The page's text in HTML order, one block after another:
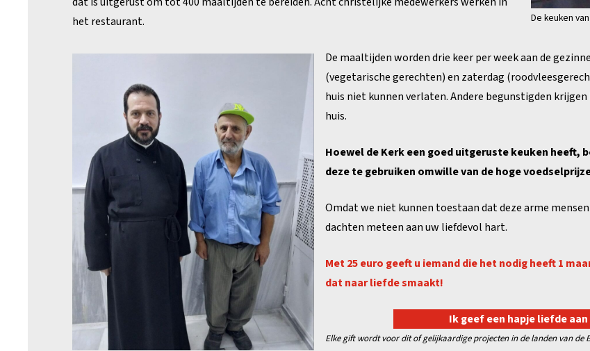
De keuken
het restaurant.
De maaltijden worden drie keer per week aan de
(vegetarische gerechten) en zaterdag
huis niet kunnen verlaten. Andere begunstigden
huis.
Hoewel de Kerk een goed uitgeruste keuken heeft,
deze te gebruiken omwille van de hoge
Omdat we niet kunnen toestaan dat deze arme
dachten meteen aan uw liefdevol hart.
Met 25 euro geeft u iemand die het nodig heeft 1
dat naar liefde smaakt!
Ik geef een hapje liefde
Elke gift wordt voor dit of gelijkaardige projecten in de landen van de